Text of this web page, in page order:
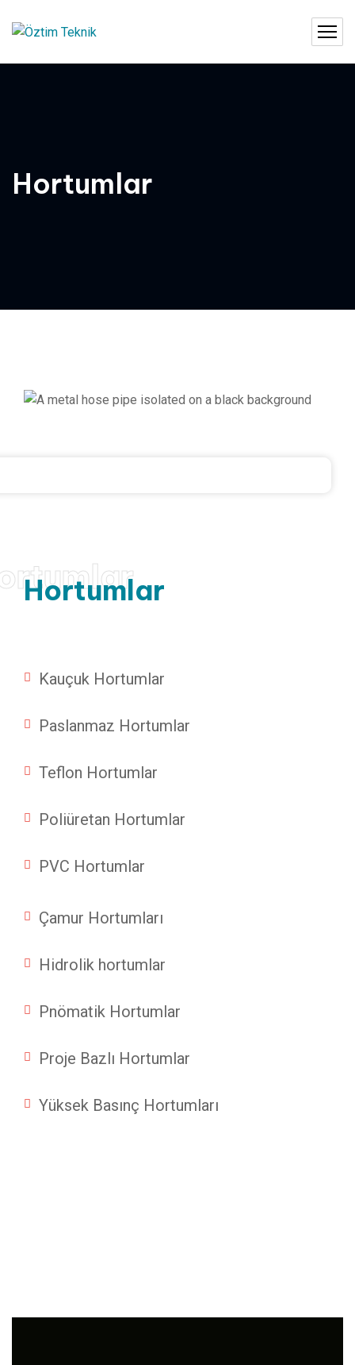
Hortumlar
Hortumlar
Kauçuk Hortumlar
Paslanmaz Hortumlar
Teflon Hortumlar
Poliüretan Hortumlar
PVC Hortumlar
Çamur Hortumları
Hidrolik hortumlar
Pnömatik Hortumlar
Proje Bazlı Hortumlar
Yüksek Basınç Hortumları